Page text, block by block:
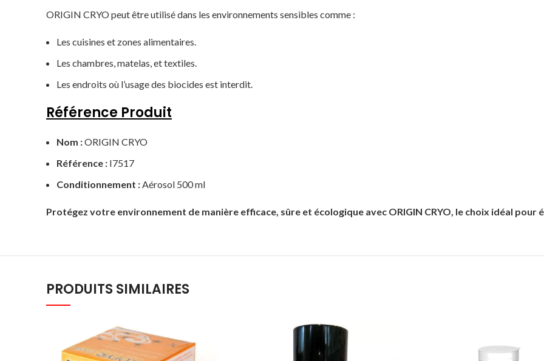
ORIGIN CRYO peut être utilisé dans les environnements sensibles comme :
Les cuisines et zones alimentaires.
Les chambres, matelas, et textiles.
Les endroits où l’usage des biocides est interdit.
Référence Produit
Nom :ORIGIN CRYO
Référence : I7517
Conditionnement :Aérosol 500 ml
Protégez votre environnement de manière efficace, sûre et écologique avec ORIGIN CRYO, le choix idéal pour
PRODUITS SIMILAIRES